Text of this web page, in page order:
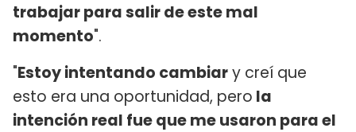
trabajar para salir de este mal
momento".
"Estoy intentando cambiary creí que
esto era una oportunidad, pero la
intención real fue que me usaron para el